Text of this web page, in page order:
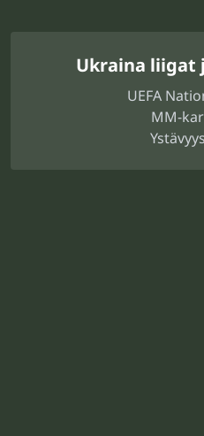
Ukraina liigat
UEFA
MM-